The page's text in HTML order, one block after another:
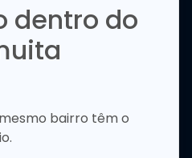
dentro do
bairro têm o